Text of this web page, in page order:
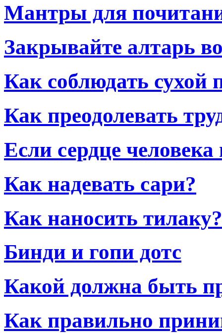
Мантры для
Закрывайте алтарь
Как соблюдать сухой
Как преодолевать
Если сердце человека
Как надевать сари?
Как наносить тилаку?
Бинди и гопи дотс
Какой должна быть
Как правильно